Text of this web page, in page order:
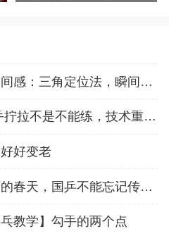
开发打乒乓球的空间感：三角定位法，瞬间找准最佳击球点
业余练乒乓球:反手拧拉不是不能练，技术重点就不在手上
好变老
一拍振醒中国体育的春天，国乒不能忘记传奇前辈这份初心！
教学】勾手的两个点